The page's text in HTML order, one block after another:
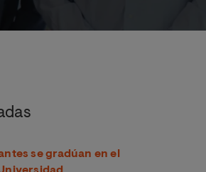
se gradúan en el